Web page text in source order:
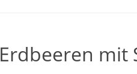
Erdbeeren mit